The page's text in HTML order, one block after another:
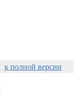
к полной версии